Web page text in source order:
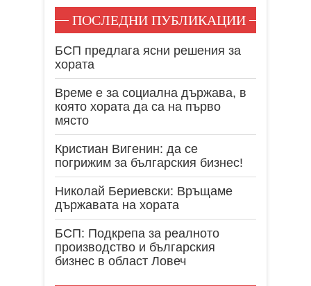
ПОСЛЕДНИ ПУБЛИКАЦИИ
БСП предлага ясни решения за
хората
Време е за социална държава, в
която хората да са на първо
място
Кристиан Вигенин: да се
погрижим за българския бизнес!
Николай Бериевски: Връщаме
държавата на хората
БСП: Подкрепа за реалното
производство и българския
бизнес в област Ловеч